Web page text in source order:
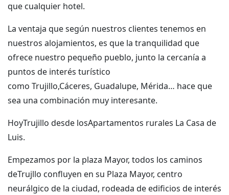
que cualquier hotel.
La ventaja que según nuestros clientes tenemos en
nuestros alojamientos, es que la tranquilidad que
ofrece nuestro pequeño pueblo, junto la cercanía a
puntos de interés turístico
como Trujillo,Cáceres, Guadalupe, Mérida… hace que
sea una combinación muy interesante.
HoyTrujillo desde losApartamentos rurales La Casa de
Luis.
Empezamos por la plaza Mayor, todos los caminos
deTrujllo confluyen en su Plaza Mayor, centro
neurálgico de la ciudad, rodeada de edificios de interés